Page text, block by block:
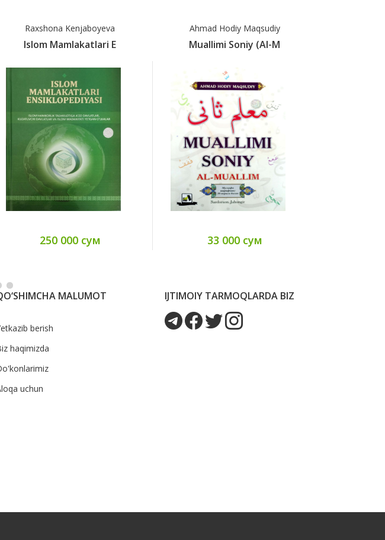
Raxshona Kenjaboyeva
Islom Mamlakatlari E
250 000 сум
Ahmad Hodiy Maqsudiy
Muallimi Soniy (Al-M
33 000 сум
MALUMOT
berish
haqimizda
uchun
IJTIMOIY TARMOQLARDA BIZ